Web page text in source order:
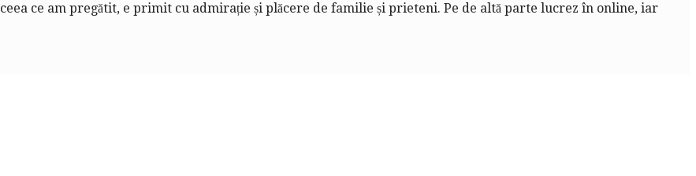
ce am pregătit, e primit cu admirație și plăcere de familie și prieteni. Pe de altă parte lucrez în online, iar